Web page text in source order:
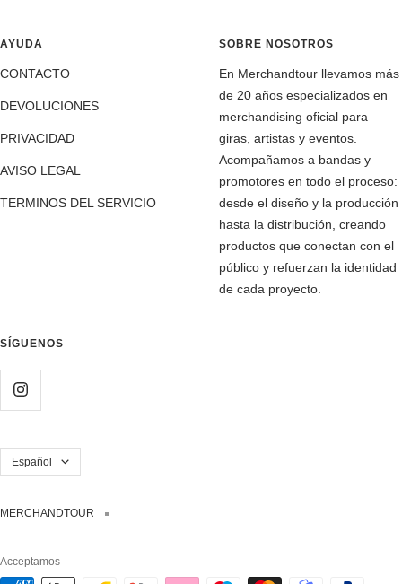
AYUDA
CONTACTO
DEVOLUCIONES
PRIVACIDAD
AVISO LEGAL
TERMINOS DEL SERVICIO
SOBRE NOSOTROS
En Merchandtour llevamos más
de 20 años especializados en
merchandising oficial para
giras, artistas y eventos.
Acompañamos a bandas y
promotores en todo el proceso:
desde el diseño y la producción
hasta la distribución, creando
productos que conectan con el
público y refuerzan la identidad
de cada proyecto.
SÍGUENOS
Idioma
Español
MERCHANDTOUR
Acceptamos